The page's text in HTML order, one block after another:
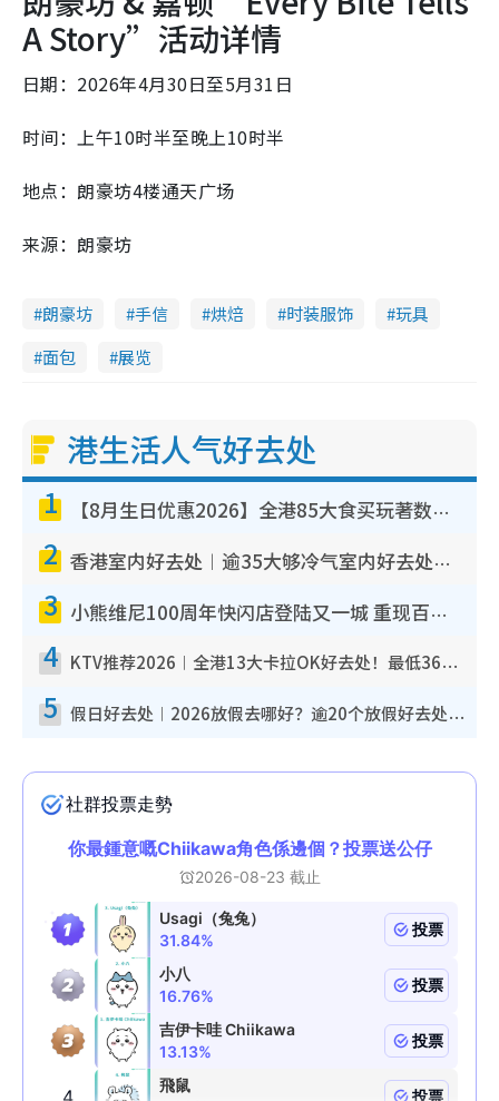
A Story”活动详情
日期：2026年4月30日至5月31日
时间：上午10时半至晚上10时半
地点：朗豪坊4楼通天广场
来源：朗豪坊
朗豪坊 手信 烘焙 时装服饰
玩具
面包
展览
港生活人气好去处
1 【8月生日优惠2026】全港85大食买玩著数攻略 自助餐/火锅放题同行免费＋诚品/DONKI送现金券
2 香港室内好去处︱逾35大够冷气室内好去处推荐 室内活动免费避雨无惧下雨
3 小熊维尼100周年快闪店登陆又一城 重现百亩森林经典场景／独家限定盲盒登场／专属DIY香水
4 KTV推荐2026︱全港13大卡拉OK好去处！最低36元起 日语歌都有！(附地址+收费详情)
5 假日好去处︱2026放假去哪好？逾20个放假好去处郊外/秘境 休闲半日或一日游